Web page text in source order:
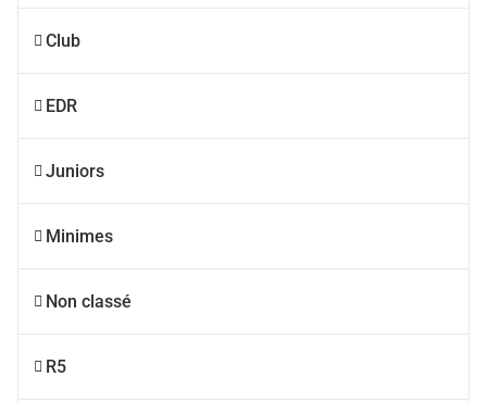
Club
EDR
Juniors
Minimes
Non classé
R5